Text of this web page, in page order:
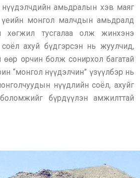
амьдралын хэв маяг
үеийн монгол малчдын амьдралд
хөгжил тусгалаа олж жинхэнэ
ахуй бүдгэрсэн нь жуулчид,
өөр орчин болж сонирхол багатай
“монгол нүүдэлчин” үзүүлбэр нь
нүүдлийн соёл, ахуйг
бүрдүүлэн амжилттай